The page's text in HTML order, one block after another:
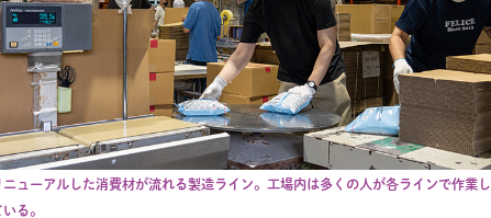
ニューアルした消費材が流れる製造ライン。工場内は多くの人が各ラインで作業し
いる。